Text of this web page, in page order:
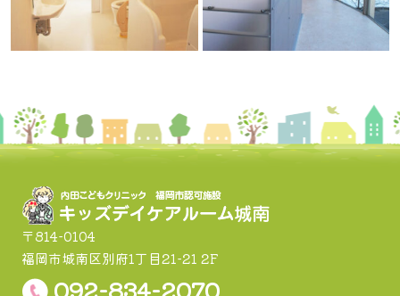
〒814-0104
福岡市城南区別府1丁目21-21 2F
092-834-2070